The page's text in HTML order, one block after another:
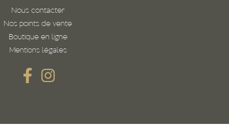
Nous contacter
Nos points de vente
Boutique en ligne
Mentions légales